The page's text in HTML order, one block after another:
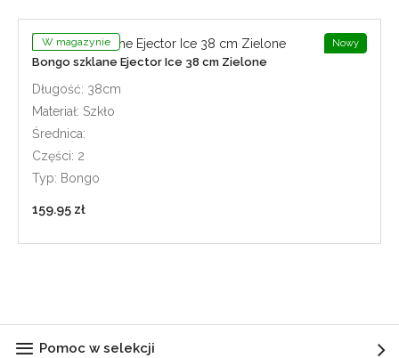
W magazynie Nowy
Bongo szklane Ejector Ice 38 cm Zielone
Długość: 38cm
Materiał: Szkło
Średnica:
Części: 2
Typ: Bongo
159.95 zł
Pomoc w selekcji